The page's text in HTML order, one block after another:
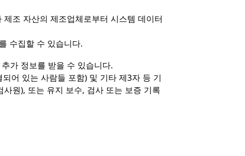
조 자산의 제조업체로부터 시스템 데이터
수집할 수 있습니다.
가 정보를 받을 수 있습니다.
어 있는 사람들 포함) 및 기타 제3자 등 기
원), 또는 유지 보수, 검사 또는 보증 기록